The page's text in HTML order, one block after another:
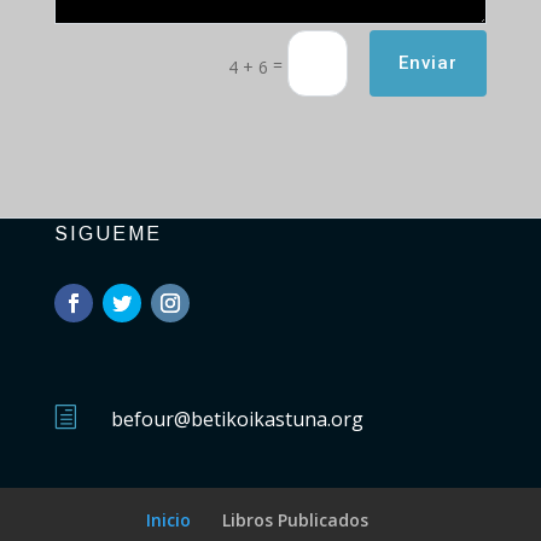
4 + 6 = Enviar
SIGUEME
h befour@betikoikastuna.org
Inicio
Libros Publicados